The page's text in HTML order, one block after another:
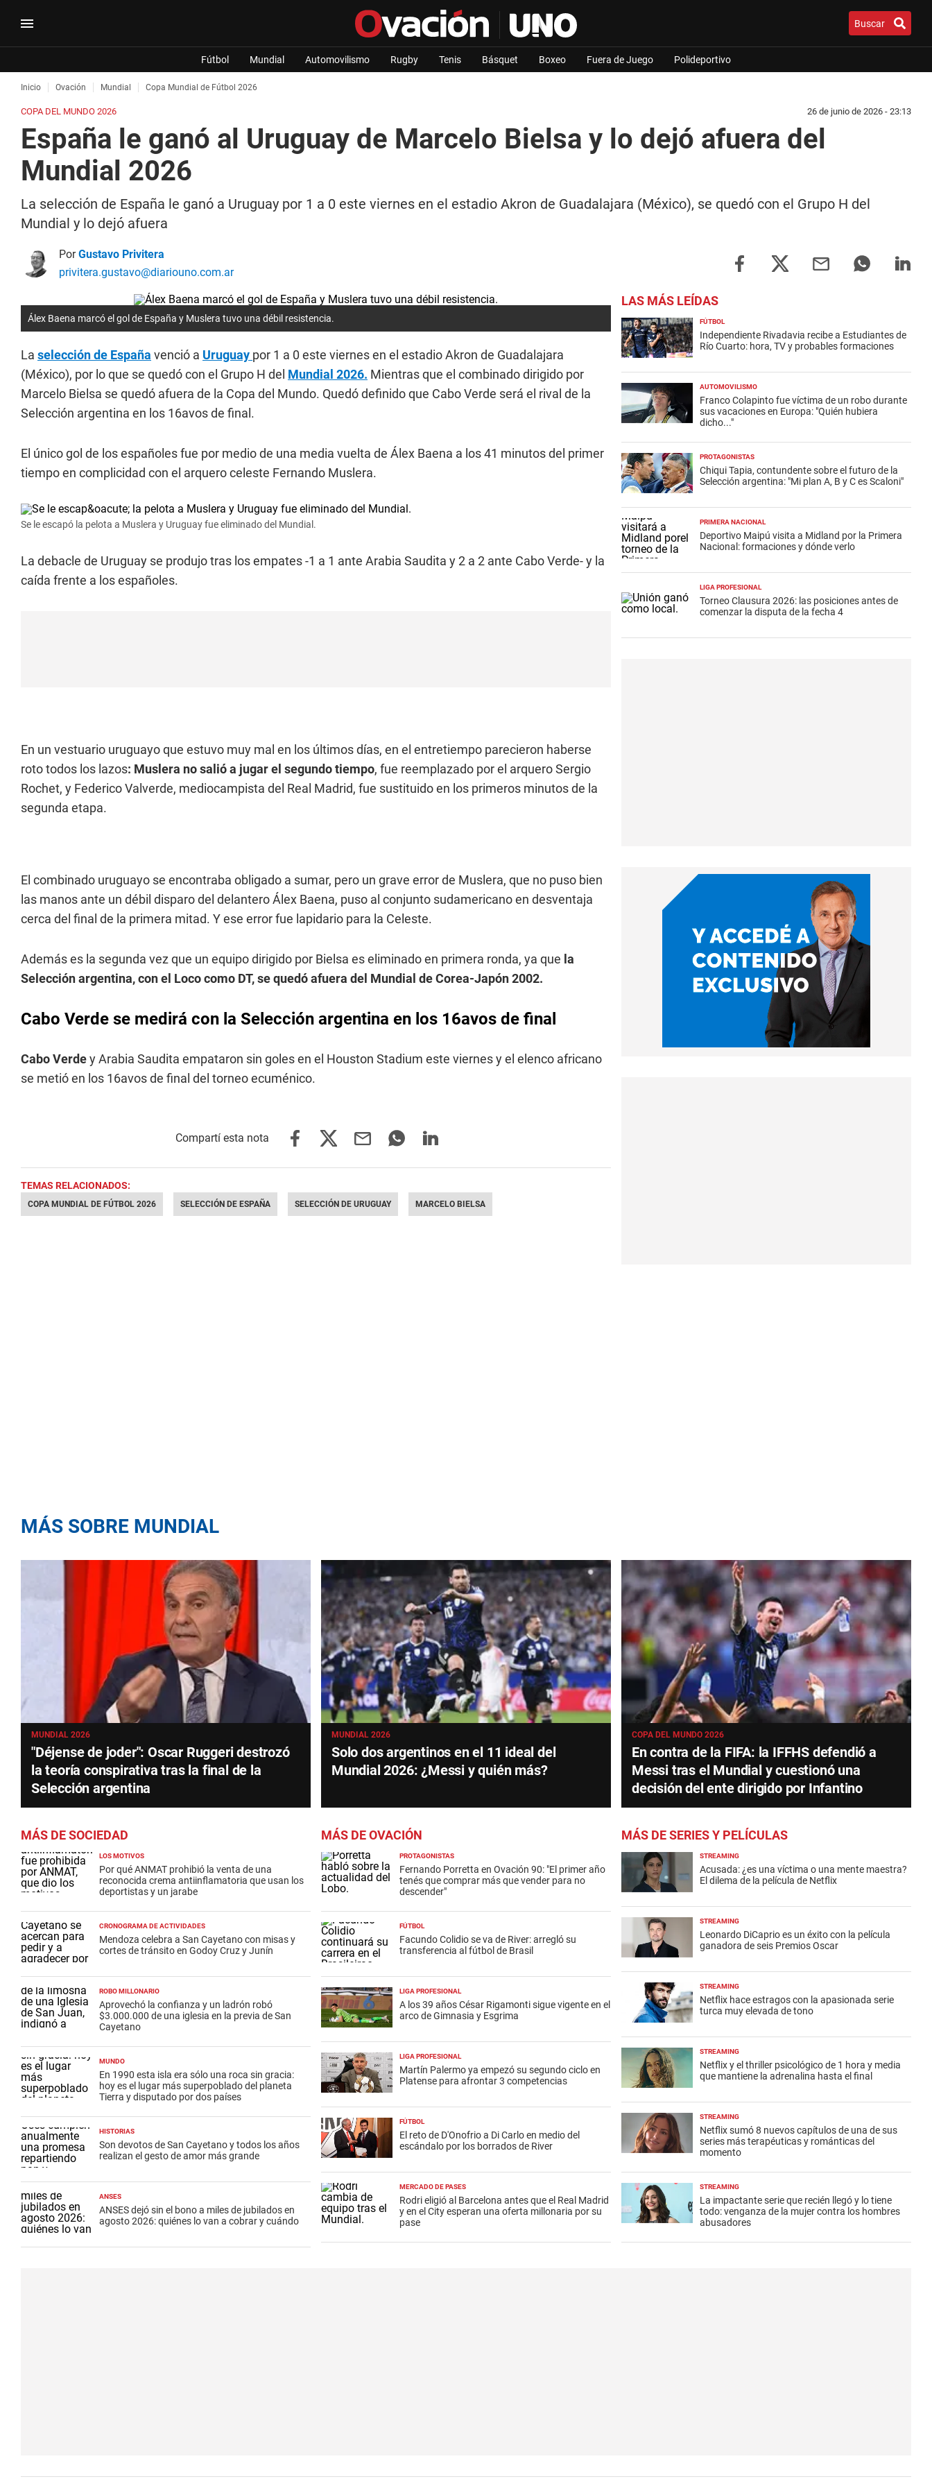
Buscar
Fútbol Mundial Automovilismo Rugby Tenis Básquet Boxeo Fuera de Juego Polideportivo
Inicio Ovación Mundial Copa Mundial de Fútbol 2026
COPA DEL MUNDO 2026 26 de junio de 2026 - 23:13
España le ganó al Uruguay de Marcelo Bielsa y lo dejó afuera del
Mundial 2026
La selección de España le ganó a Uruguay por 1 a 0 este viernes en el estadio Akron de Guadalajara (México), se quedó con el Grupo H del
Mundial y lo dejó afuera
PorGustavo Privitera
privitera.gustavo@diariouno.com.ar
Álex Baena marcó el gol de España y Muslera tuvo una débil resistencia.
La selección de España venció a Uruguay por 1 a 0 este viernes en el estadio Akron de Guadalajara
(México), por lo que se quedó con el Grupo H del Mundial 2026. Mientras que el combinado dirigido por
Marcelo Bielsa se quedó afuera de la Copa del Mundo. Quedó definido que Cabo Verde será el rival de la
Selección argentina en los 16avos de final.
El único gol de los españoles fue por medio de una media vuelta de Álex Baena a los 41 minutos del primer
tiempo en complicidad con el arquero celeste Fernando Muslera.
Se le escapó la pelota a Muslera y Uruguay fue eliminado del Mundial.
La debacle de Uruguay se produjo tras los empates -1 a 1 ante Arabia Saudita y 2 a 2 ante Cabo Verde- y la
caída frente a los españoles.
En un vestuario uruguayo que estuvo muy mal en los últimos días, en el entretiempo parecieron haberse
roto todos los lazos: Muslera no salió a jugar el segundo tiempo, fue reemplazado por el arquero Sergio
Rochet, y Federico Valverde, mediocampista del Real Madrid, fue sustituido en los primeros minutos de la
segunda etapa.
El combinado uruguayo se encontraba obligado a sumar, pero un grave error de Muslera, que no puso bien
las manos ante un débil disparo del delantero Álex Baena, puso al conjunto sudamericano en desventaja
cerca del final de la primera mitad. Y ese error fue lapidario para la Celeste.
Además es la segunda vez que un equipo dirigido por Bielsa es eliminado en primera ronda, ya que la
Selección argentina, con el Loco como DT, se quedó afuera del Mundial de Corea-Japón 2002.
Cabo Verde se medirá con la Selección argentina en los 16avos de final
Cabo Verdey Arabia Saudita empataron sin goles en el Houston Stadium este viernes y el elenco africano
se metió en los 16avos de final del torneo ecuménico.
TEMAS RELACIONADOS:
COPA MUNDIAL DE FÚTBOL 2026 SELECCIÓN DE ESPAÑA SELECCIÓN DE URUGUAY MARCELO BIELSA
LAS MÁS LEÍDAS
FÚTBOL
Independiente Rivadavia recibe a Estudiantes de
Río Cuarto: hora, TV y probables formaciones
AUTOMOVILISMO
Franco Colapinto fue víctima de un robo durante
sus vacaciones en Europa: "Quién hubiera
dicho..."
PROTAGONISTAS
Chiqui Tapia, contundente sobre el futuro de la
Selección argentina: "Mi plan A, B y C es Scaloni"
PRIMERA NACIONAL
Deportivo Maipú visita a Midland por la Primera
Nacional: formaciones y dónde verlo
LIGA PROFESIONAL
Torneo Clausura 2026: las posiciones antes de
comenzar la disputa de la fecha 4
MÁS SOBRE MUNDIAL
MUNDIAL 2026
"Déjense de joder": Oscar Ruggeri destrozó
la teoría conspirativa tras la final de la
Selección argentina
MUNDIAL 2026
Solo dos argentinos en el 11 ideal del
Mundial 2026: ¿Messi y quién más?
COPA DEL MUNDO 2026
En contra de la FIFA: la IFFHS defendió a
Messi tras el Mundial y cuestionó una
decisión del ente dirigido por Infantino
MÁS DE SOCIEDAD
LOS MOTIVOS
Por qué ANMAT prohibió la venta de una
reconocida crema antiinflamatoria que usan los
deportistas y un jarabe
CRONOGRAMA DE ACTIVIDADES
Mendoza celebra a San Cayetano con misas y
cortes de tránsito en Godoy Cruz y Junín
ROBO MILLONARIO
Aprovechó la confianza y un ladrón robó
$3.000.000 de una iglesia en la previa de San
Cayetano
MUNDO
En 1990 esta isla era sólo una roca sin gracia:
hoy es el lugar más superpoblado del planeta
Tierra y disputado por dos países
HISTORIAS
Son devotos de San Cayetano y todos los años
realizan el gesto de amor más grande
ANSES
ANSES dejó sin el bono a miles de jubilados en
agosto 2026: quiénes lo van a cobrar y cuándo
MÁS DE OVACIÓN
PROTAGONISTAS
Fernando Porretta en Ovación 90: "El primer año
tenés que comprar más que vender para no
descender"
FÚTBOL
Facundo Colidio se va de River: arregló su
transferencia al fútbol de Brasil
LIGA PROFESIONAL
A los 39 años César Rigamonti sigue vigente en el
arco de Gimnasia y Esgrima
LIGA PROFESIONAL
Martín Palermo ya empezó su segundo ciclo en
Platense para afrontar 3 competencias
FÚTBOL
El reto de D'Onofrio a Di Carlo en medio del
escándalo por los borrados de River
MERCADO DE PASES
Rodri eligió al Barcelona antes que el Real Madrid
y en el City esperan una oferta millonaria por su
pase
MÁS DE SERIES Y PELÍCULAS
STREAMING
Acusada: ¿es una víctima o una mente maestra?
El dilema de la película de Netflix
STREAMING
Leonardo DiCaprio es un éxito con la película
ganadora de seis Premios Oscar
STREAMING
Netflix hace estragos con la apasionada serie
turca muy elevada de tono
STREAMING
Netflix y el thriller psicológico de 1 hora y media
que mantiene la adrenalina hasta el final
STREAMING
Netflix sumó 8 nuevos capítulos de una de sus
series más terapéuticas y románticas del
momento
STREAMING
La impactante serie que recién llegó y lo tiene
todo: venganza de la mujer contra los hombres
abusadores